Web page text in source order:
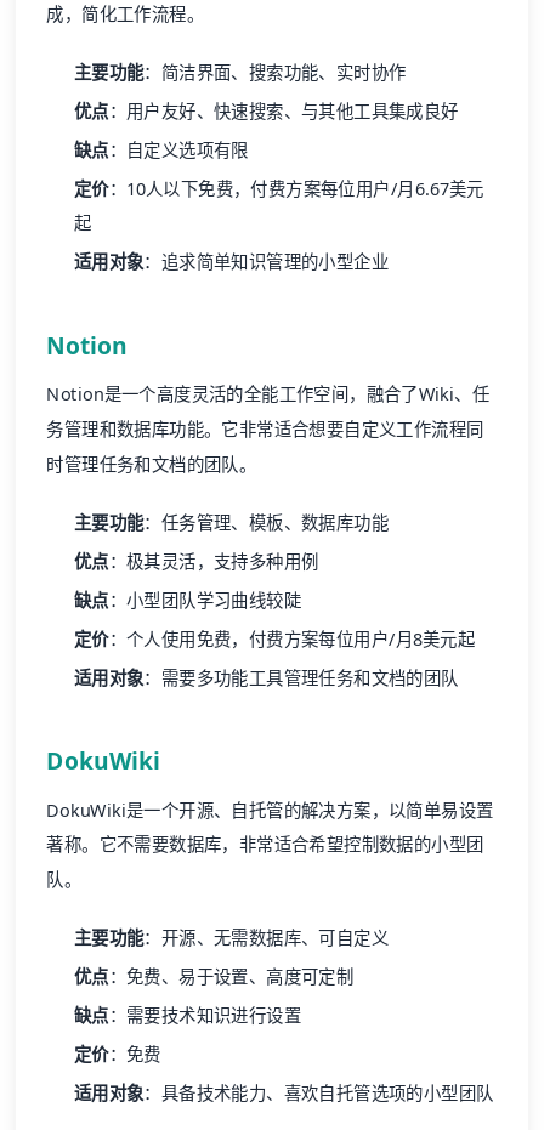
成，简化工作流程。
主要功能：简洁界面、搜索功能、实时协作
优点：用户友好、快速搜索、与其他工具集成良好
缺点：自定义选项有限
定价：10人以下免费，付费方案每位用户/月6.67美元
起
适用对象：追求简单知识管理的小型企业
Notion
Notion是一个高度灵活的全能工作空间，融合了Wiki、任
务管理和数据库功能。它非常适合想要自定义工作流程同
时管理任务和文档的团队。
主要功能：任务管理、模板、数据库功能
优点：极其灵活，支持多种用例
缺点：小型团队学习曲线较陡
定价：个人使用免费，付费方案每位用户/月8美元起
适用对象：需要多功能工具管理任务和文档的团队
DokuWiki
DokuWiki是一个开源、自托管的解决方案，以简单易设置
著称。它不需要数据库，非常适合希望控制数据的小型团
队。
主要功能：开源、无需数据库、可自定义
优点：免费、易于设置、高度可定制
缺点：需要技术知识进行设置
定价：免费
适用对象：具备技术能力、喜欢自托管选项的小型团队